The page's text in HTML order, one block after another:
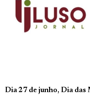
Dia 27 de junho, Dia das